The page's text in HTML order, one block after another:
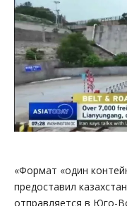
«Формат «один
предоставил
отправляется в Юго-